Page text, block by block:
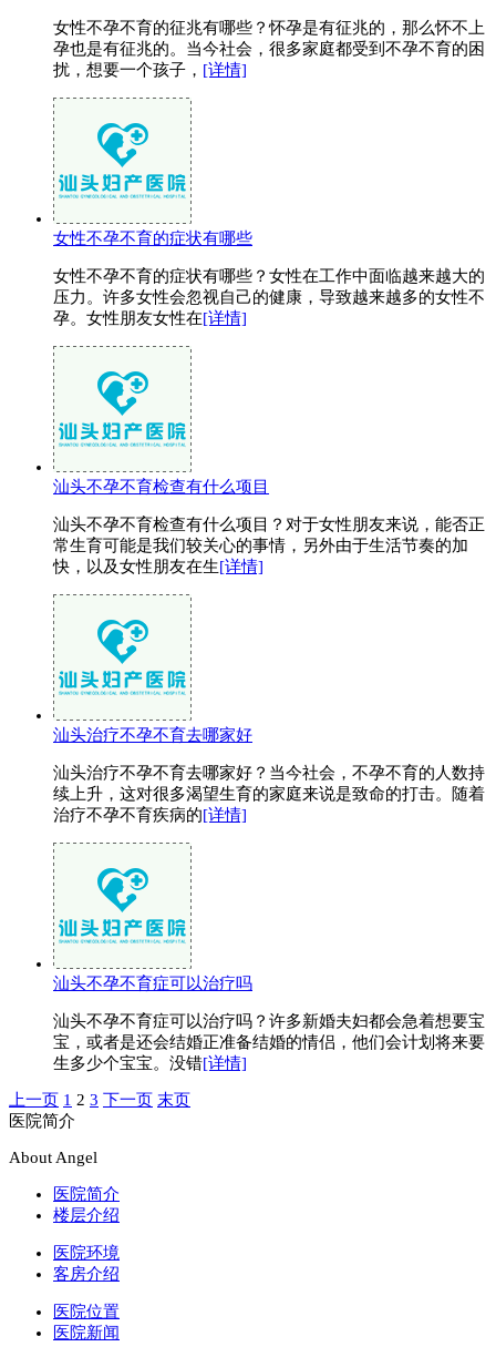
女性不孕不育的征兆有哪些？怀孕是有征兆的，那么怀不上
孕也是有征兆的。当今社会，很多家庭都受到不孕不育的困
扰，想要一个孩子， [详情]
女性不孕不育的症状有哪些
女性不孕不育的症状有哪些？女性在工作中面临越来越大的
压力。许多女性会忽视自己的健康，导致越来越多的女性不
孕。女性朋友女性在[详情]
汕头不孕不育检查有什么项目
汕头不孕不育检查有什么项目？对于女性朋友来说，能否正
常生育可能是我们较关心的事情，另外由于生活节奏的加
快，以及女性朋友在生[详情]
汕头治疗不孕不育去哪家好
汕头治疗不孕不育去哪家好？当今社会，不孕不育的人数持
续上升，这对很多渴望生育的家庭来说是致命的打击。随着
治疗不孕不育疾病的[详情]
汕头不孕不育症可以治疗吗
汕头不孕不育症可以治疗吗？许多新婚夫妇都会急着想要宝
宝，或者是还会结婚正准备结婚的情侣，他们会计划将来要
生多少个宝宝。没错[详情]
上一页 1 2 3 下一页 末页
医院简介
About Angel
医院简介
楼层介绍
医院环境
客房介绍
医院位置
医院新闻